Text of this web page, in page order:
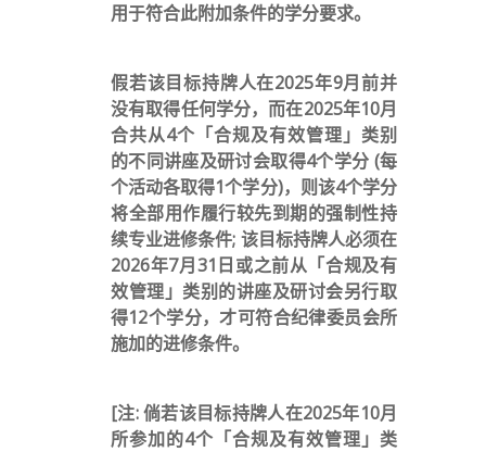
用于符合此附加条件的学分要求。
假若该目标持牌人在2025年9月前并
没有取得任何学分，而在2025年10月
合共从4个「合规及有效管理」类别
的不同讲座及研讨会取得4个学分 (每
个活动各取得1个学分)，则该4个学分
将全部用作履行较先到期的强制性持
续专业进修条件; 该目标持牌人必须在
2026年7月31日或之前从「合规及有
效管理」类别的讲座及研讨会另行取
得12个学分，才可符合纪律委员会所
施加的进修条件。
[注: 倘若该目标持牌人在2025年10月
所参加的4个「合规及有效管理」类